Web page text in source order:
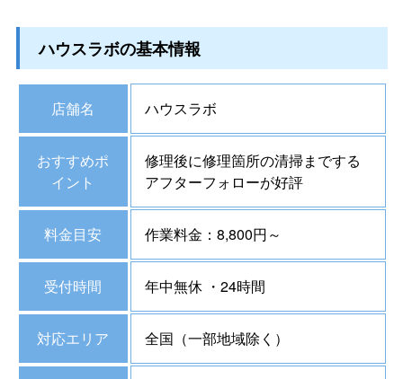
ハウスラボの基本情報
店舗名 ハウスラボ
おすすめポ
イント
修理後に修理箇所の清掃までする
アフターフォローが好評
料金目安 作業料金：8,800円～
受付時間 年中無休 ・24時間
対応エリア 全国（一部地域除く）